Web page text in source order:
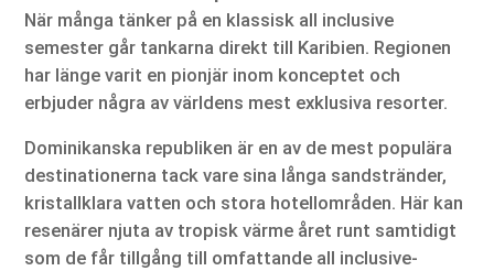
När många tänker på en klassisk all inclusive
semester går tankarna direkt till Karibien. Regionen
har länge varit en pionjär inom konceptet och
erbjuder några av världens mest exklusiva resorter.
Dominikanska republiken är en av de mest populära
destinationerna tack vare sina långa sandstränder,
kristallklara vatten och stora hotellområden. Här kan
resenärer njuta av tropisk värme året runt samtidigt
som de får tillgång till omfattande all inclusive-